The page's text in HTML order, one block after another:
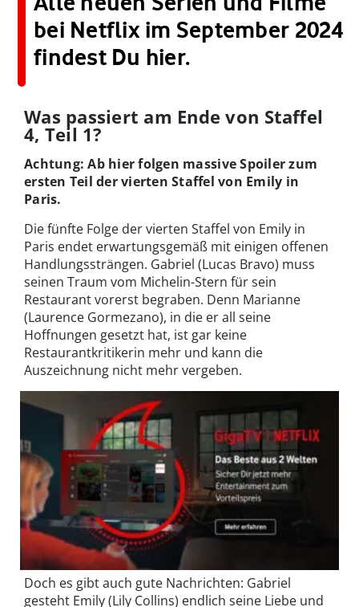
bei Netflix im September 2024
findest Du hier.
Was passiert am Ende von Staffel
4, Teil 1?
Achtung: Ab hier folgen massive Spoiler zum
ersten Teil der vierten Staffel von Emily in
Paris.
Die fünfte Folge der vierten Staffel von Emily in
Paris endet erwartungsgemäß mit einigen offenen
Handlungssträngen. Gabriel (Lucas Bravo) muss
seinen Traum vom Michelin-Stern für sein
Restaurant vorerst begraben. Denn Marianne
(Laurence Gormezano), in die er all seine
Hoffnungen gesetzt hat, ist gar keine
Restaurantkritikerin mehr und kann die
Auszeichnung nicht mehr vergeben.
Doch es gibt auch gute Nachrichten: Gabriel
gesteht Emily (Lily Collins) endlich seine Liebe und